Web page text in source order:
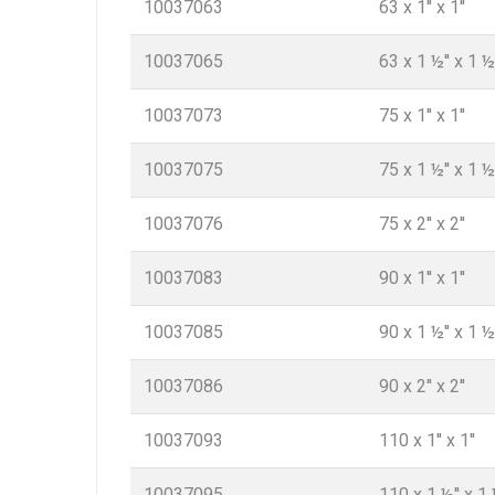
10037063 63 x 1'' x 1''
10037065 63 x 1 ½'' x 1
10037073 75 x 1'' x 1''
10037075 75 x 1 ½'' x 1
10037076 75 x 2'' x 2''
10037083 90 x 1'' x 1''
10037085 90 x 1 ½'' x 1
10037086 90 x 2'' x 2''
10037093 110 x 1'' x 1''